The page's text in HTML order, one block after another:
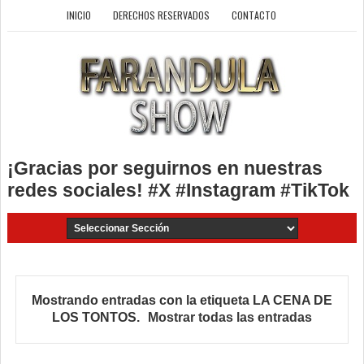
INICIO DERECHOS RESERVADOS CONTACTO
¡Gracias por seguirnos en nuestras
redes sociales! #X #Instagram #TikTok
Mostrando entradas con la etiqueta LA CENA DE
LOS TONTOS. Mostrar todas las entradas